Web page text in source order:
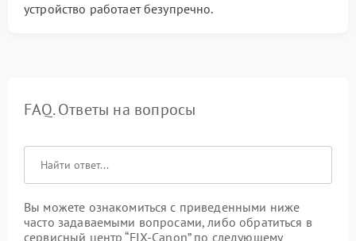
устройство работает безупречно.
FAQ. Ответы на вопросы
Вы можете ознакомиться с приведенными ниже
часто задаваемыми вопросами, либо обратиться в
сервисный центр “FIX-Canon” по следующему